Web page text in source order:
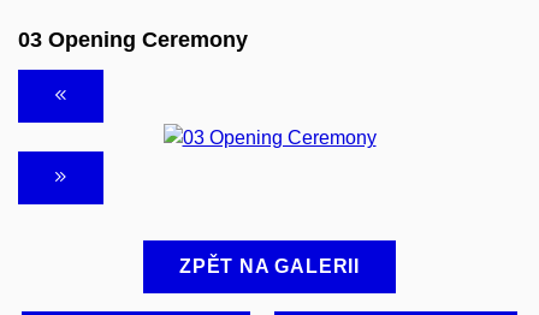
03 Opening Ceremony
ZPĚT NA GALERII